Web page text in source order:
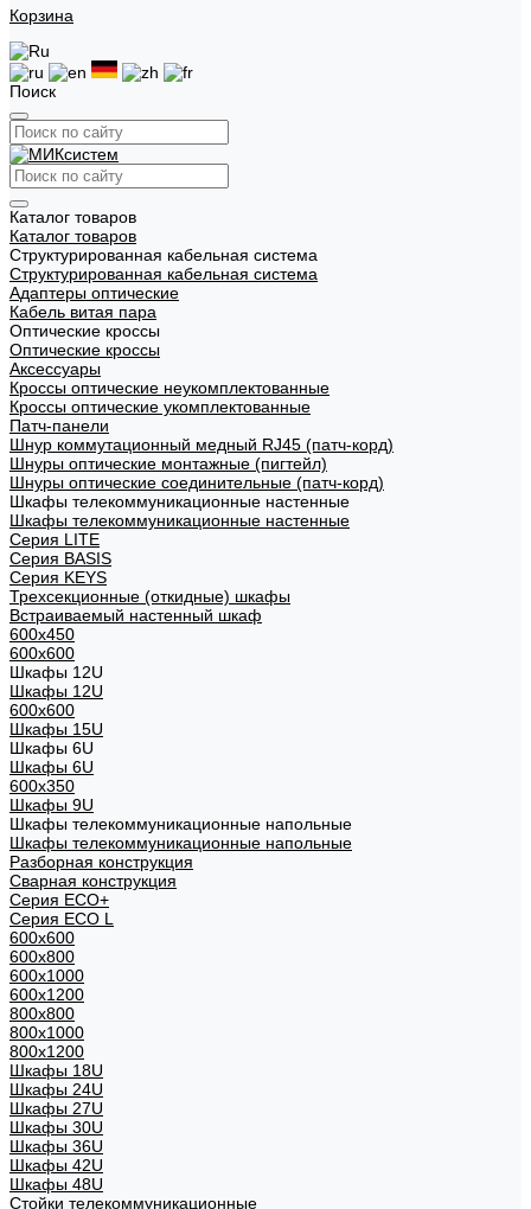
Корзина
Поиск
Каталог товаров
Каталог товаров
Структурированная кабельная система
Структурированная кабельная система
Адаптеры оптические
Кабель витая пара
Оптические кроссы
Оптические кроссы
Аксессуары
Кроссы оптические неукомплектованные
Кроссы оптические укомплектованные
Патч-панели
Шнур коммутационный медный RJ45 (патч-корд)
Шнуры оптические монтажные (пигтейл)
Шнуры оптические соединительные (патч-корд)
Шкафы телекоммуникационные настенные
Шкафы телекоммуникационные настенные
Cерия LITE
Cерия BASIS
Cерия KEYS
Трехсекционные (откидные) шкафы
Встраиваемый настенный шкаф
600x450
600x600
Шкафы 12U
Шкафы 12U
600x600
Шкафы 15U
Шкафы 6U
Шкафы 6U
600x350
Шкафы 9U
Шкафы телекоммуникационные напольные
Шкафы телекоммуникационные напольные
Разборная конструкция
Сварная конструкция
Серия ECO+
Серия ECO L
600x600
600x800
600х1000
600х1200
800x800
800х1000
800х1200
Шкафы 18U
Шкафы 24U
Шкафы 27U
Шкафы 30U
Шкафы 36U
Шкафы 42U
Шкафы 48U
Стойки телекоммуникационные